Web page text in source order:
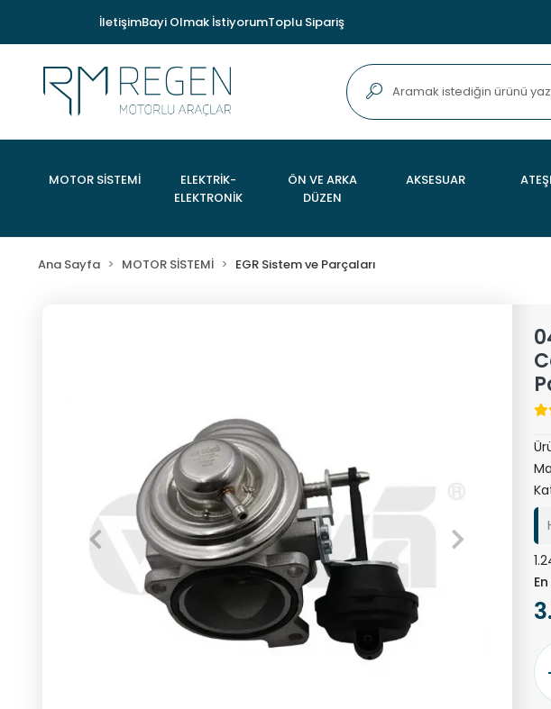
İletişimBayi Olmak İstiyorumToplu Sipariş
MOTOR SİSTEMİ
ELEKTRİK-
ELEKTRONİK
ÖN VE ARKA
DÜZEN
AKSESUAR
Ana Sayfa MOTOR SİSTEMİ EGR Sistem ve Parçaları